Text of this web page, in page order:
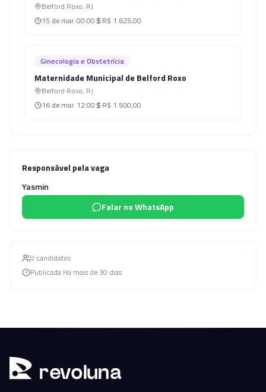
Belford Roxo, RJ
15 de mar. 00:00 R$ 1.625,00
Ginecologia e Obstetrícia
Maternidade Municipal de Belford Roxo
Belford Roxo, RJ
16 de mar. 12:00 R$ 1.500,00
Responsável pela vaga
Yasmin
Falar no WhatsApp
0 candidatos
Publicada Ha mais de 30 dias
revoluna